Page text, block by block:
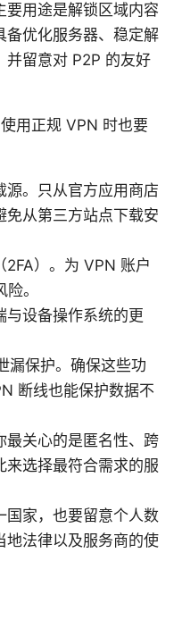
要用途是解锁区域内容
备优化服务器、稳定解
并留意对 P2P 的友好
用正规 VPN 时也要
源。只从官方应用商店
免从第三方站点下载安
2FA）。为 VPN 账户
。
与设备操作系统的更
漏保护。确保这些功
断线也能保护数据不
最关心的是匿名性、跨
来选择最符合需求的服
国家，也要留意个人数
地法律以及服务商的使